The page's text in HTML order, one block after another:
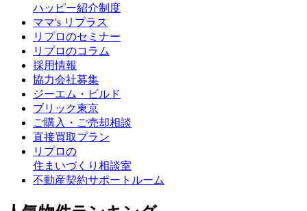
ハッピー紹介制度
ママ's リプラス
リプロのセミナー
リプロのコラム
採用情報
協力会社募集
ジーエム・ビルド
ブリック東京
ご購入・ご売却相談
直接買取プラン
リプロの
住まいづくり相談室
不動産契約サポートルーム